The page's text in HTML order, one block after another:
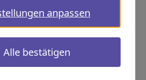
anpassen
Alle bestätigen
interessanten Vorträgen
ADHS, E-Rezepte, die
Tod und Trauer, Brustkrebs,
WenDo und